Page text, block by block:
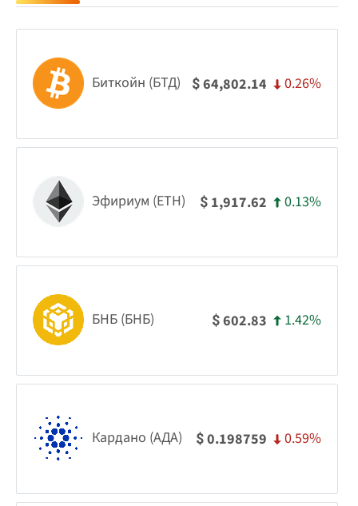
Биткойн (БТД) $64,802.14 0.26%
Эфириум (ETH) $ 1,917.62 0.13%
БНБ (БНБ) $602.83 1.42%
Кардано (АДА) $0.198759 0.59%